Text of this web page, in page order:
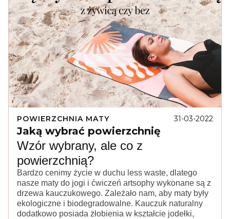
POWIERZCHNIA MATY 31-03-2022
Jaką wybrać powierzchnię
Wzór wybrany, ale co z
powierzchnią?
Bardzo cenimy życie w duchu less waste, dlatego
nasze maty do jogi i ćwiczeń artsophy wykonane są z
drzewa kauczukowego. Zależało nam, aby maty były
ekologiczne i biodegradowalne. Kauczuk naturalny
dodatkowo posiada żłobienia w kształcie jodełki,